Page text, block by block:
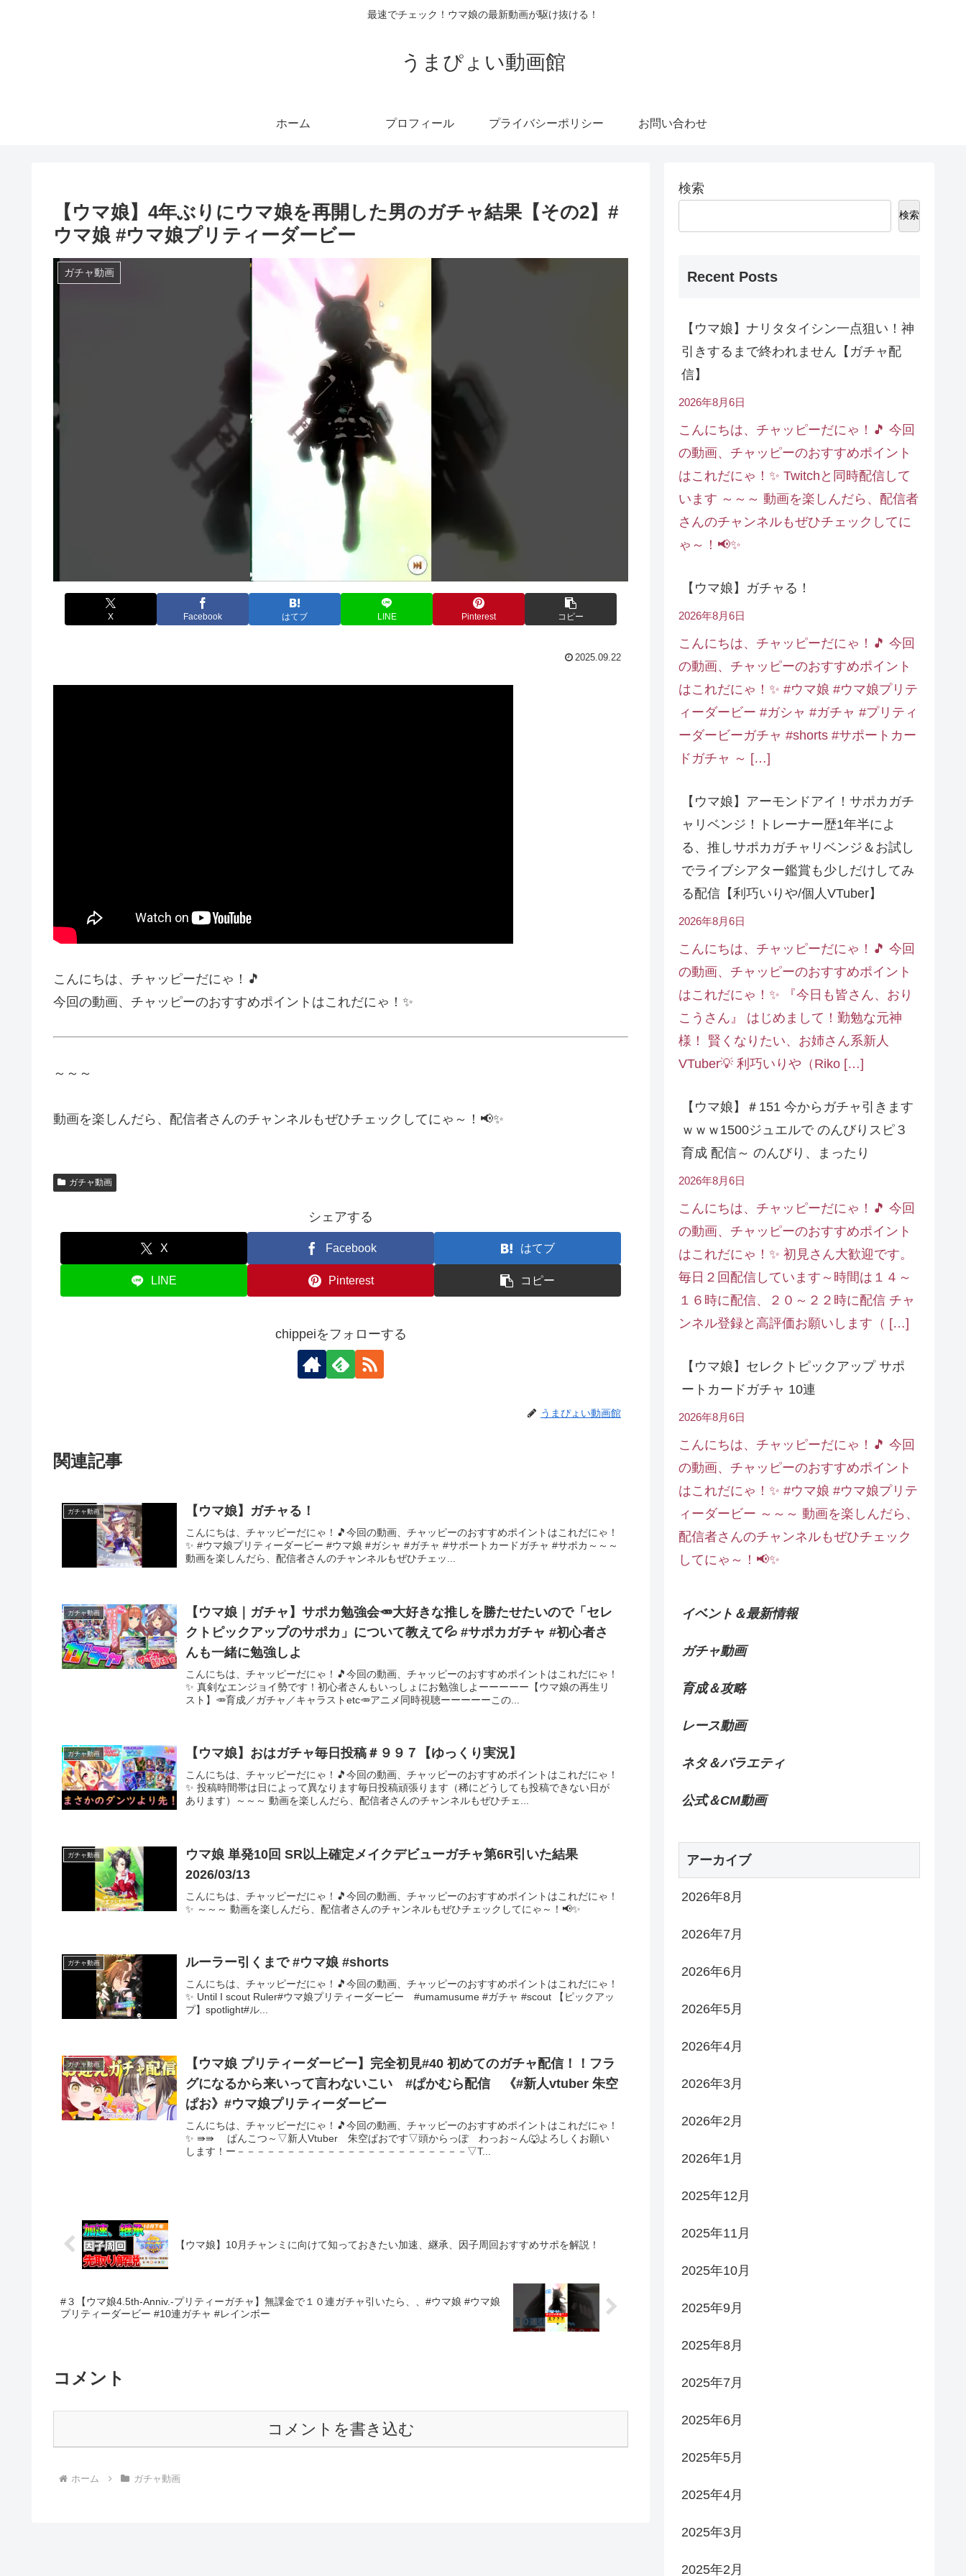
最速でチェック！ウマ娘の最新動画が駆け抜ける！
うまぴょい動画館
ホーム プロフィール プライバシーポリシー お問い合わせ
【ウマ娘】4年ぶりにウマ娘を再開した男のガチャ結果【その2】#
ウマ娘 #ウマ娘プリティーダービー
ガチャ動画
X Facebook はてブ LINE Pinterest コピー
2025.09.22
こんにちは、チャッピーだにゃ！🎵
今回の動画、チャッピーのおすすめポイントはこれだにゃ！✨
～～～
動画を楽しんだら、配信者さんのチャンネルもぜひチェックしてにゃ～！📢✨
ガチャ動画
シェアする
X Facebook はてブ
LINE Pinterest コピー
chippeiをフォローする
うまぴょい動画館
関連記事
ガチャ動画 【ウマ娘】ガチャる！
こんにちは、チャッピーだにゃ！🎵今回の動画、チャッピーのおすすめポイントはこれだにゃ！
✨ #ウマ娘プリティーダービー #ウマ娘 #ガシャ #ガチャ #サポートカードガチャ #サポカ～～～
動画を楽しんだら、配信者さんのチャンネルもぜひチェッ...
ガチャ動画
【ウマ娘｜ガチャ】サポカ勉強会🥕大好きな推しを勝たせたいので「セレ
クトピックアップのサポカ」について教えて💦 #サポカガチャ #初心者さ
んも一緒に勉強しよ
こんにちは、チャッピーだにゃ！🎵今回の動画、チャッピーのおすすめポイントはこれだにゃ！
✨ 真剣なエンジョイ勢です！初心者さんもいっしょにお勉強しよーーーーー【ウマ娘の再生リ
スト】🥕育成／ガチャ／キャラストetc🥕アニメ同時視聴ーーーーーこの...
ガチャ動画 【ウマ娘】おはガチャ毎日投稿＃９９７【ゆっくり実況】
こんにちは、チャッピーだにゃ！🎵今回の動画、チャッピーのおすすめポイントはこれだにゃ！
✨ 投稿時間帯は日によって異なります毎日投稿頑張ります（稀にどうしても投稿できない日が
あります）～～～ 動画を楽しんだら、配信者さんのチャンネルもぜひチェ...
ガチャ動画
ウマ娘 単発10回 SR以上確定メイクデビューガチャ第6R引いた結果
2026/03/13
こんにちは、チャッピーだにゃ！🎵今回の動画、チャッピーのおすすめポイントはこれだにゃ！
✨ ～～～ 動画を楽しんだら、配信者さんのチャンネルもぜひチェックしてにゃ～！📢✨
ガチャ動画 ルーラー引くまで #ウマ娘 #shorts
こんにちは、チャッピーだにゃ！🎵今回の動画、チャッピーのおすすめポイントはこれだにゃ！
✨ Until I scout Ruler#ウマ娘プリティーダービー #umamusume #ガチャ #scout 【ピックアッ
プ】spotlight#ル...
ガチャ動画
【ウマ娘 プリティーダービー】完全初見#40 初めてのガチャ配信！！フラ
グになるから来いって言わないこい #ぱかむら配信 《#新人vtuber 朱空
ぱお》#ウマ娘プリティーダービー
こんにちは、チャッピーだにゃ！🎵今回の動画、チャッピーのおすすめポイントはこれだにゃ！
✨ ⇛⇛ ぱんこつ～▽新人Vtuber 朱空ぱおです▽頭からっぽ わっお～ん🐺よろしくお願い
します！ー－－－－－－－－－－－－－－－－－－－－－－－▽T...
【ウマ娘】10月チャンミに向けて知っておきたい加速、継承、因子周回おすすめサポを解説！
#３【ウマ娘4.5th-Anniv.-プリティーガチャ】無課金で１０連ガチャ引いたら、、#ウマ娘 #ウマ娘
プリティーダービー #10連ガチャ #レインボー
コメント
コメントを書き込む
ホーム ガチャ動画
検索
検索
Recent Posts
【ウマ娘】ナリタタイシン一点狙い！神
引きするまで終われません【ガチャ配
信】
2026年8月6日
こんにちは、チャッピーだにゃ！🎵 今回
の動画、チャッピーのおすすめポイント
はこれだにゃ！✨ Twitchと同時配信して
います ～～～ 動画を楽しんだら、配信者
さんのチャンネルもぜひチェックしてに
ゃ～！📢✨
【ウマ娘】ガチャる！
2026年8月6日
こんにちは、チャッピーだにゃ！🎵 今回
の動画、チャッピーのおすすめポイント
はこれだにゃ！✨ #ウマ娘 #ウマ娘プリテ
ィーダービー #ガシャ #ガチャ #プリティ
ーダービーガチャ #shorts #サポートカー
ドガチャ ～ […]
【ウマ娘】アーモンドアイ！サポカガチ
ャリベンジ！トレーナー歴1年半によ
る、推しサポカガチャリベンジ＆お試し
でライブシアター鑑賞も少しだけしてみ
る配信【利巧いりや/個人VTuber】
2026年8月6日
こんにちは、チャッピーだにゃ！🎵 今回
の動画、チャッピーのおすすめポイント
はこれだにゃ！✨ 『今日も皆さん、おり
こうさん』 はじめまして！勤勉な元神
様！ 賢くなりたい、お姉さん系新人
VTuber💡 利巧いりや（Riko […]
【ウマ娘】＃151 今からガチャ引きます
ｗｗｗ1500ジュエルで のんびりスピ３
育成 配信～ のんびり、まったり
2026年8月6日
こんにちは、チャッピーだにゃ！🎵 今回
の動画、チャッピーのおすすめポイント
はこれだにゃ！✨ 初見さん大歓迎です。
毎日２回配信しています～時間は１４～
１６時に配信、２０～２２時に配信 チャ
ンネル登録と高評価お願いします（ […]
【ウマ娘】セレクトピックアップ サポ
ートカードガチャ 10連
2026年8月6日
こんにちは、チャッピーだにゃ！🎵 今回
の動画、チャッピーのおすすめポイント
はこれだにゃ！✨ #ウマ娘 #ウマ娘プリテ
ィーダービー ～～～ 動画を楽しんだら、
配信者さんのチャンネルもぜひチェック
してにゃ～！📢✨
イベント＆最新情報
ガチャ動画
育成＆攻略
レース動画
ネタ＆バラエティ
公式＆CM動画
アーカイブ
2026年8月
2026年7月
2026年6月
2026年5月
2026年4月
2026年3月
2026年2月
2026年1月
2025年12月
2025年11月
2025年10月
2025年9月
2025年8月
2025年7月
2025年6月
2025年5月
2025年4月
2025年3月
2025年2月